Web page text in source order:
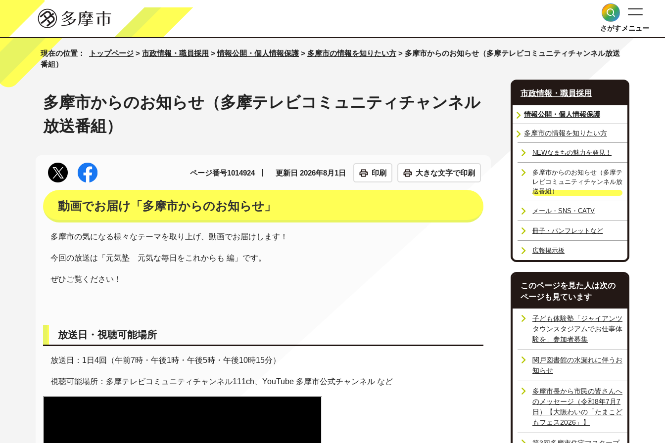
さがすメニュー
現在の位置： トップページ > 市政情報・職員採用 >情報公開・個人情報保護 > 多摩市の情報を知りたい方 > 多摩市からのお知らせ（多摩テレビコミュニティチャンネル放送
番組）
多摩市からのお知らせ（多摩テレビコミュニティチャンネル
放送番組）
ページ番号1014924 更新日 2026年8月1日 印刷 大きな文字で印刷
動画でお届け「多摩市からのお知らせ」
多摩市の気になる様々なテーマを取り上げ、動画でお届けします！
今回の放送は「元気塾 元気な毎日をこれからも 編」です。
ぜひご覧ください！
放送日・視聴可能場所
放送日：1日4回（午前7時・午後1時・午後5時・午後10時15分）
視聴可能場所：多摩テレビコミュニティチャンネル111ch、YouTube 多摩市公式チャンネル など
市政情報・職員採用
情報公開・個人情報保護
多摩市の情報を知りたい方
NEWなまちの魅力を発見！
多摩市からのお知らせ（多摩テ
レビコミュニティチャンネル放
送番組）
メール・SNS・CATV
冊子・パンフレットなど
広報掲示板
このページを見た人は次の
ページも見ています
子ども体験塾「ジャイアンツ
タウンスタジアムでお仕事体
験を」参加者募集
関戸図書館の水漏れに伴うお
知らせ
多摩市長から市民の皆さんへ
のメッセージ（令和8年7月7
日）【大賑わいの「たまこど
もフェス2026」】